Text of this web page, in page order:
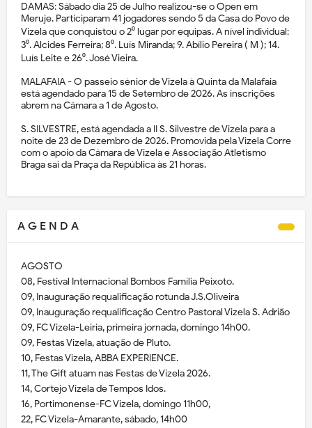
DAMAS: Sábado dia 25 de Julho realizou-se o Open em
Meruje. Participaram 41 jogadores sendo 5 da Casa do Povo de
Vizela que conquistou o 2⁰ lugar por equipas. A nível individual:
3⁰. Alcides Ferreira; 8⁰. Luís Miranda; 9. Abílio Pereira ( M ); 14.
Luís Leite e 26⁰. José Vieira.
MALAFAIA - O passeio sénior de Vizela à Quinta da Malafaia
está agendado para 15 de Setembro de 2026. As inscrições
abrem na Câmara a 1 de Agosto.
S. SILVESTRE, está agendada a II S. Silvestre de Vizela para a
noite de 23 de Dezembro de 2026. Promovida pela Vizela Corre
com o apoio da Câmara de Vizela e Associação Atletismo
Braga sai da Praça da República às 21 horas.
A G E N D A
AGOSTO
08, Festival Internacional Bombos Família Peixoto.
09, Inauguração requalificação rotunda J.S.Oliveira
09, Inauguração requalificação Centro Pastoral Vizela S. Adrião
09, FC Vizela-Leiria, primeira jornada, domingo 14h00.
09, Festas Vizela, atuação de Pluto.
10, Festas Vizela, ABBA EXPERIENCE.
11, The Gift atuam nas Festas de Vizela 2026.
14, Cortejo Vizela de Tempos Idos.
16, Portimonense-FC Vizela, domingo 11h00,
22, FC Vizela-Amarante, sábado, 14h00